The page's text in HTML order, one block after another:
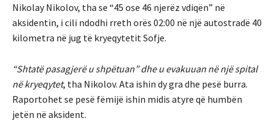
Nikolay Nikolov, tha se “45 ose 46 njerëz vdiqën” në
aksidentin, i cili ndodhi rreth orës 02:00 në një autostradë 40
kilometra në jug të kryeqytetit Sofje.
“Shtatë pasagjerë u shpëtuan” dhe u evakuuan në një spital
në kryeqytet, tha Nikolov. Ata ishin dy gra dhe pesë burra.
Raportohet se pesë fëmijë ishin midis atyre që humbën
jetën në aksident.